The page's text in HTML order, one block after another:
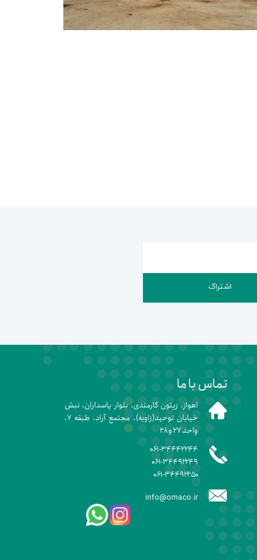
اشتراک
تماس با ما
۰۶۱-۳۴۴۴۲۲۴۴
۰۶۱-۳۴۴۹۲۲۴۹
۰۶۱-۳۴۴۹۲۲۵۰
info@omaco.ir
اهواز، زیتون کارمندی، بلوار پاسداران، نبش
خیابان توحید(زاویه)، مجتمع آراد، طبقه ۷،
واحد ۲۷ و ۲۸